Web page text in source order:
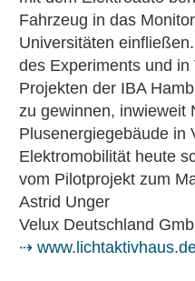
Fahrzeug in das
Universitäten
des Experiments und
Projekten der IBA
zu gewinnen, inwieweit
Plusenergiegebäude in
Elektromobilität heute
vom Pilotprojekt zum
Astrid Unger
Velux Deutschland
⇢